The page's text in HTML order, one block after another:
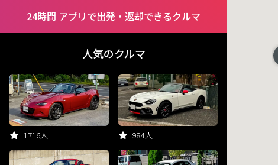
24時間 アプリで出発・返却できるクルマ
人気のクルマ
1716人 984人